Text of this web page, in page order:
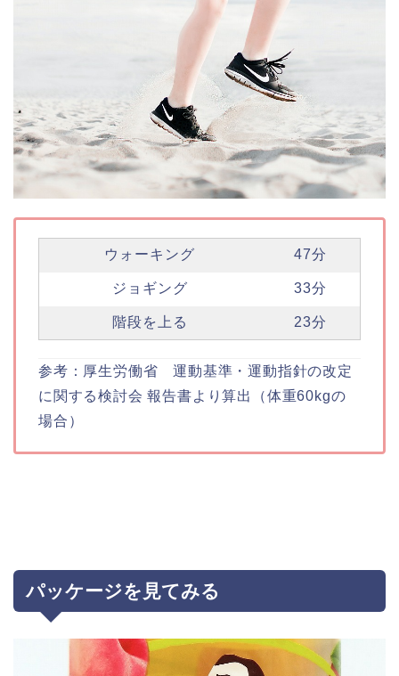
ウォーキング 47分
ジョギング 33分
階段を上る 23分
参考：厚生労働省 運動基準・運動指針の改定
に関する検討会 報告書より算出（体重60kgの
場合）
パッケージを見てみる